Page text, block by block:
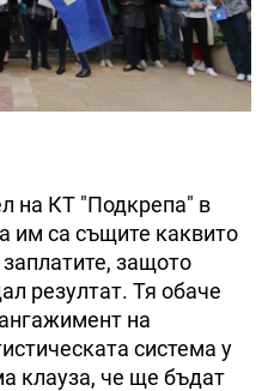
на КТ "Подкрепа" в
им са същите каквито
защото
резултат. Тя обаче
на
система у
клауза, че ще бъдат